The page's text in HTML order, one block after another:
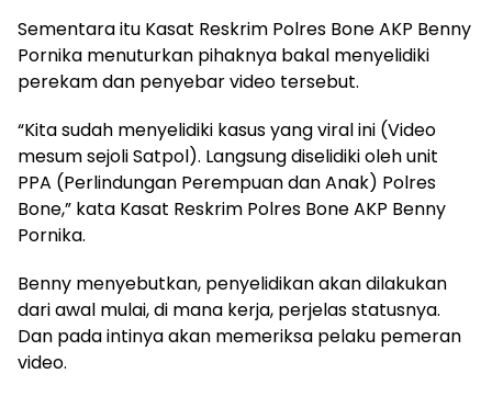
Sementara itu Kasat Reskrim Polres Bone AKP Benny
Pornika menuturkan pihaknya bakal menyelidiki
perekam dan penyebar video tersebut.
“Kita sudah menyelidiki kasus yang viral ini (Video
mesum sejoli Satpol). Langsung diselidiki oleh unit
PPA (Perlindungan Perempuan dan Anak) Polres
Bone,” kata Kasat Reskrim Polres Bone AKP Benny
Pornika.
Benny menyebutkan, penyelidikan akan dilakukan
dari awal mulai, di mana kerja, perjelas statusnya.
Dan pada intinya akan memeriksa pelaku pemeran
video.